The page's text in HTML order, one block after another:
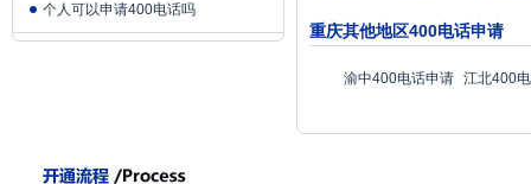
个人可以申请400电话吗
重庆其他地区400电话申请
渝中400电话申请 江北400